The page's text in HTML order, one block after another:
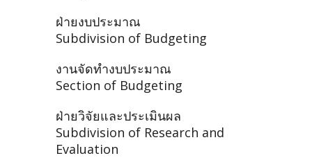
ฝ่ายงบประมาณ
Subdivision of Budgeting
งานจัดทำงบประมาณ
Section of Budgeting
ฝ่ายวิจัยและประเมินผล
Subdivision of Research and
Evaluation